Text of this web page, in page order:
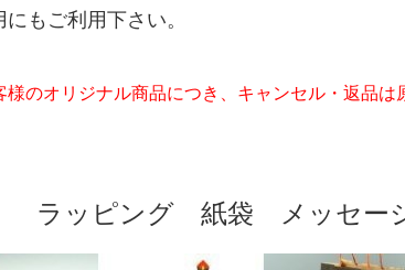
もご利用下さい。
のオリジナル商品につき、キャンセル・返品は
ラッピング 紙袋 メッセー